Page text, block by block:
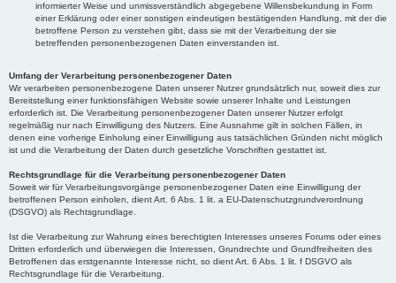
informierter Weise und unmissverständlich abgegebene Willensbekundung in Form
einer Erklärung oder einer sonstigen eindeutigen bestätigenden Handlung, mit der die
betroffene Person zu verstehen gibt, dass sie mit der Verarbeitung der sie
betreffenden personenbezogenen Daten einverstanden ist.
Umfang der Verarbeitung personenbezogener Daten
Wir verarbeiten personenbezogene Daten unserer Nutzer grundsätzlich nur, soweit dies zur
Bereitstellung einer funktionsfähigen Website sowie unserer Inhalte und Leistungen
erforderlich ist. Die Verarbeitung personenbezogener Daten unserer Nutzer erfolgt
regelmäßig nur nach Einwilligung des Nutzers. Eine Ausnahme gilt in solchen Fällen, in
denen eine vorherige Einholung einer Einwilligung aus tatsächlichen Gründen nicht möglich
ist und die Verarbeitung der Daten durch gesetzliche Vorschriften gestattet ist.
Rechtsgrundlage für die Verarbeitung personenbezogener Daten
Soweit wir für Verarbeitungsvorgänge personenbezogener Daten eine Einwilligung der
betroffenen Person einholen, dient Art. 6 Abs. 1 lit. a EU-Datenschutzgrundverordnung
(DSGVO) als Rechtsgrundlage.
Ist die Verarbeitung zur Wahrung eines berechtigten Interesses unseres Forums oder eines
Dritten erforderlich und überwiegen die Interessen, Grundrechte und Grundfreiheiten des
Betroffenen das erstgenannte Interesse nicht, so dient Art. 6 Abs. 1 lit. f DSGVO als
Rechtsgrundlage für die Verarbeitung.